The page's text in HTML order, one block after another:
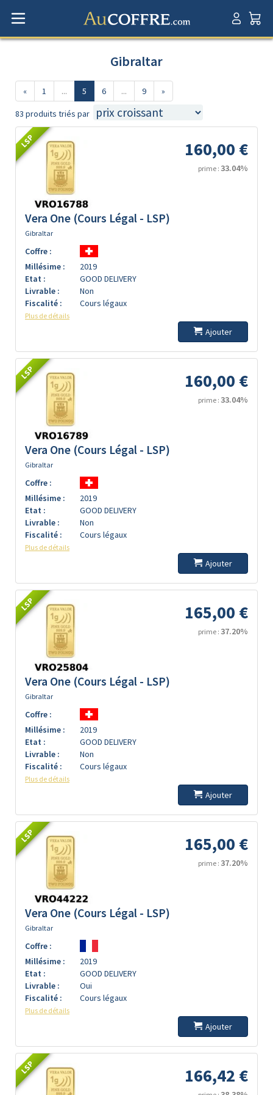
Gibraltar
« 1 ... 5 6 ... 9 »
83 produits triés par
LSP 160,00 €
prime : 33.04%
Vera One (Cours Légal - LSP)
Gibraltar
Coffre :
Millésime :
2019
Etat :
GOOD DELIVERY
Livrable :
Non
Fiscalité :
Cours légaux
Plus de détails
Ajouter
LSP 160,00 €
prime : 33.04%
Vera One (Cours Légal - LSP)
Gibraltar
Coffre :
Millésime :
2019
Etat :
GOOD DELIVERY
Livrable :
Non
Fiscalité :
Cours légaux
Plus de détails
Ajouter
LSP 165,00 €
prime : 37.20%
Vera One (Cours Légal - LSP)
Gibraltar
Coffre :
Millésime :
2019
Etat :
GOOD DELIVERY
Livrable :
Non
Fiscalité :
Cours légaux
Plus de détails
Ajouter
LSP 165,00 €
prime : 37.20%
Vera One (Cours Légal - LSP)
Gibraltar
Coffre :
Millésime :
2019
Etat :
GOOD DELIVERY
Livrable :
Oui
Fiscalité :
Cours légaux
Plus de détails
Ajouter
LSP 166,42 €